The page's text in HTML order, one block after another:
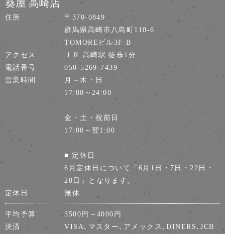
葵屋 高崎店
住所
〒370-0849
群馬県高崎市八島町110-6
TOMOREビル3F-B
アクセス
ＪＲ 高崎駅 徒歩1分
電話番号
050-5269-7439
営業時間
月～木・日
17:00～24:00
金・土・祝前日
17:00～翌1:00
■ 定休日
6月定休日について「6月1日・7日・22日・
28日」となります。
定休日
無休
平均予算
3500円～4000円
決済
VISA､マスター､アメックス､DINERS､JCB